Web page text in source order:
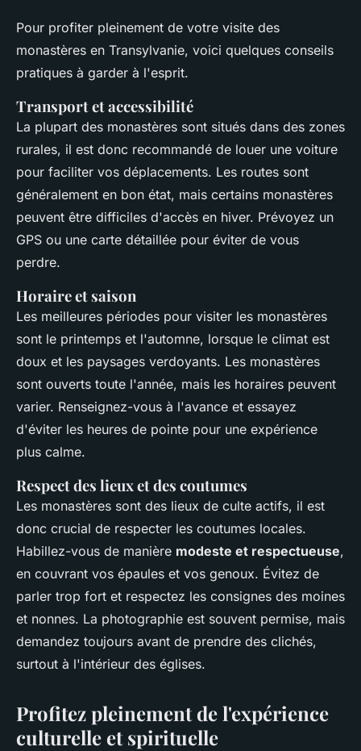
Pour profiter pleinement de votre visite des
monastères en Transylvanie, voici quelques conseils
pratiques à garder à l'esprit.
Transport et accessibilité
La plupart des monastères sont situés dans des zones
rurales, il est donc recommandé de louer une voiture
pour faciliter vos déplacements. Les routes sont
généralement en bon état, mais certains monastères
peuvent être difficiles d'accès en hiver. Prévoyez un
GPS ou une carte détaillée pour éviter de vous
perdre.
Horaire et saison
Les meilleures périodes pour visiter les monastères
sont le printemps et l'automne, lorsque le climat est
doux et les paysages verdoyants. Les monastères
sont ouverts toute l'année, mais les horaires peuvent
varier. Renseignez-vous à l'avance et essayez
d'éviter les heures de pointe pour une expérience
plus calme.
Respect des lieux et des coutumes
Les monastères sont des lieux de culte actifs, il est
donc crucial de respecter les coutumes locales.
Habillez-vous de manière modeste et respectueuse,
en couvrant vos épaules et vos genoux. Évitez de
parler trop fort et respectez les consignes des moines
et nonnes. La photographie est souvent permise, mais
demandez toujours avant de prendre des clichés,
surtout à l'intérieur des églises.
Profitez pleinement de l'expérience
culturelle et spirituelle